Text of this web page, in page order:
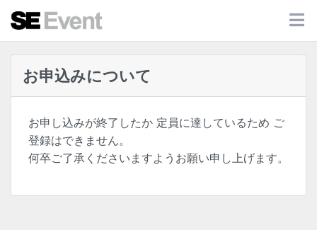
お申込みについて
お申し込みが終了したか 定員に達しているため ご
登録はできません。
何卒ご了承くださいますようお願い申し上げます。